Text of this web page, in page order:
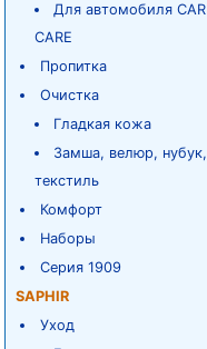
Для автомобиля CAR
CARE
Пропитка
Очистка
Гладкая кожа
Замша, велюр, нубук,
текстиль
Комфорт
Наборы
Серия 1909
SAPHIR
Уход